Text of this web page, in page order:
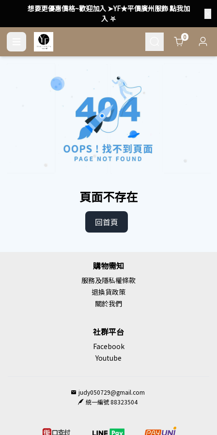
想要更優惠價格~歡迎加入 ➤YF★平價廣州服飾 點我加
入 ⛧
Cart0
頁面不存在
回首頁
購物需知
服務及隱私權條款
退換貨政策
關於我們
社群平台
Facebook
Youtube
judy050729@gmail.com
統一編號 88323504